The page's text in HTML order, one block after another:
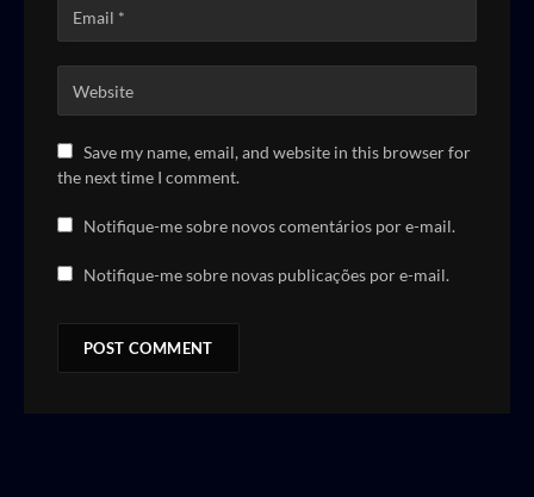
Save my name, email, and website in this browser for
the next time I comment.
Notifique-me sobre novos comentários por e-mail.
Notifique-me sobre novas publicações por e-mail.